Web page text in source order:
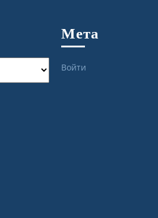
Мета
Войти